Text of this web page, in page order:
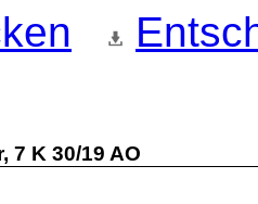
7 K 30/19 AO